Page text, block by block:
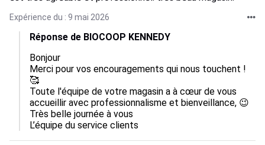
Expérience du : 9 mai 2026
Réponse de BIOCOOP KENNEDY
Bonjour
Merci pour vos encouragements qui nous touchent !
🥰
Toute l'équipe de votre magasin a à cœur de vous
accueillir avec professionnalisme et bienveillance, 😉
Très belle journée à vous
L’équipe du service clients